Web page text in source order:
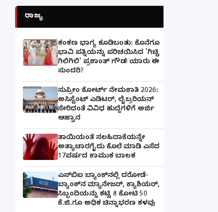
ರಾಜ್ಯ
ಕಂಕಣ ಭಾಗ್ಯ ಕೂಡಿಬಂತು: ಕೊನೆಗೂ
ಭಾವಿ ಪತ್ನಿಯನ್ನು ಪರಿಚಯಿಸಿದ 'ಗಿಚ್ಚಿ
ಗಿಲಿಗಿಲಿ' ಪ್ರಶಾಂತ್ ಗೌಡ! ಯಾರು ಈ
ಸುಂದರಿ?
ಸುಪ್ರೀಂ ಕೋರ್ಟ್ ನೇಮಕಾತಿ 2026:
ಅಸಿಸ್ಟೆಂಟ್ ಎಡಿಟರ್, ಲೈಬ್ರರಿಯನ್
ಸೇರಿದಂತೆ ವಿವಿಧ ಹುದ್ದೆಗಳಿಗೆ ಅರ್ಜಿ
ಆಹ್ವಾನ
ತಾಯಿಯಂತೆ ಸಲಹಿದಾಕೆಯನ್ನೇ
ಅತ್ಯಾಚಾರಗೈದು ಕೊಲೆ ಮಾಡಿ ಎಸೆದ
17ವರ್ಷದ ಕಾಮುಕ ಬಾಲಕ
ಎಸ್‌ಬಿಐ ಬ್ಯಾಂಕ್‌ನಲ್ಲಿ‌ ದರೋಡೆ-
ಬ್ಯಾಂಕ್​ನ ಮ್ಯಾನೇಜರ್‌, ಕ್ಯಾಶಿಯರ್‌,
ಸಿಬ್ಬಂದಿಯನ್ನು ಕಟ್ಟಿ 8 ಕೋಟಿ 50
ಕೆ.ಜಿ.ಗೂ ಅಧಿಕ ಚಿನ್ನಾಭರಣ ಕಳವು